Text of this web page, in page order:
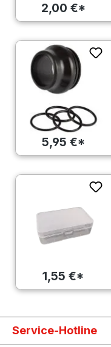
2,00 €*
5,95 €*
1,55 €*
Service-Hotline